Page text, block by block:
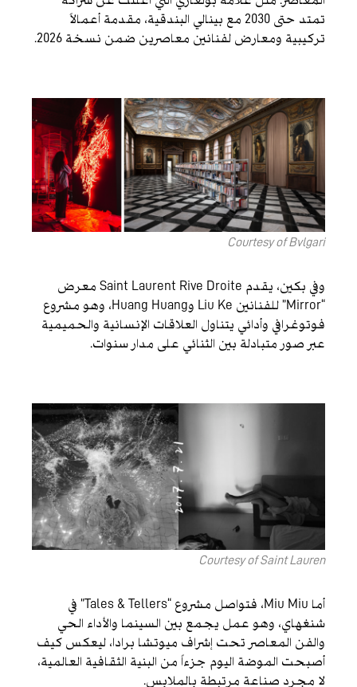
تمتد حتى 2030 مع بينالي البندقية، مقدمة أعمالاً
تركيبية ومعارض لفنانين معاصرين ضمن نسخة 2026.
Courtesy of Bvlgari
وفي بكين، يقدم Saint Laurent Rive Droite معرض
“Mirror” للفنانين Liu Ke وHuang Huang، وهو مشروع
فوتوغرافي وأدائي يتناول العلاقات الإنسانية والحميمية
عبر صور متبادلة بين الثنائي على مدار سنوات.
Courtesy of Saint Lauren
أما Miu Miu، فتواصل مشروع “Tales & Tellers” في
شنغهاي، وهو عمل يجمع بين السينما والأداء الحي
والفن المعاصر تحت إشراف ميوتشا برادا، ليعكس كيف
أصبحت الموضة اليوم جزءاً من البنية الثقافية العالمية،
لا مجرد صناعة مرتبطة بالملابس.